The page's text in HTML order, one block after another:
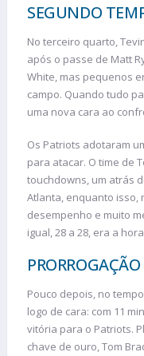
SEGUNDO
No terceiro quarto,
após o passe de Matt
White, mas pequenos
campo. Quando tudo
uma nova cara ao
Os Patriots adotaram
para atacar. O time de
touchdowns, um atrás
Atlanta, enquanto isso,
desempenho e muito
igual, 28 a 28, era a
PRORROGAÇÃO
Pouco depois, no
logo de cara: com 11
vitória para o Patriots.
chave de ouro, Tom